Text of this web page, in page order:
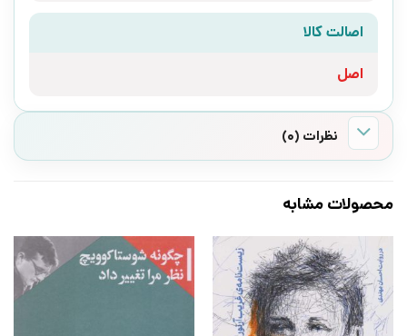
اصالت کالا
اصل
نظرات (0)
محصولات مشابه